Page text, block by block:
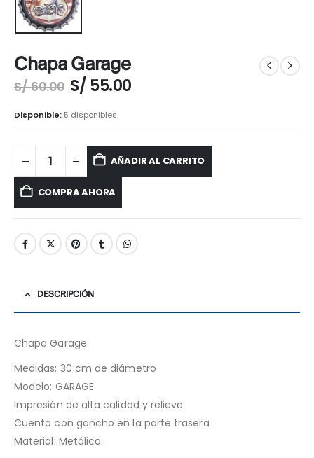
Chapa Garage
S/60.00 El
precio
original
era:
S/ 60.00.
S/ 55.00El
es:
S/ 55.00.
Disponible: 5 disponibles
AÑADIR AL CARRITO
COMPRA AHORA
DESCRIPCIÓN
Chapa Garage
Medidas: 30 cm de diámetro
Modelo: GARAGE
Impresión de alta calidad y relieve
Cuenta con gancho en la parte trasera
Material: Metálico.